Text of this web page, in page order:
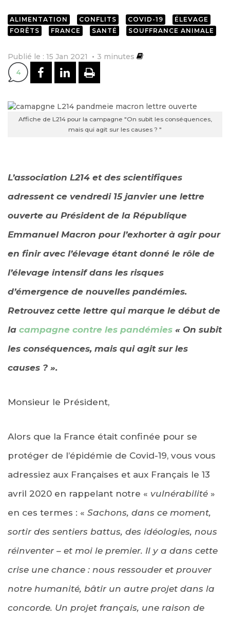
ALIMENTATION CONFLITS COVID-19
ÉLEVAGE
FORÊTS
FRANCE SANTÉ SOUFFRANCE ANIMALE
Publié le : 15 Jan 2021 3 minutes
4 PARTAGER SUR FACEBOOK
PARTAGER SUR
IMPRIMER
Affiche de L214 pour la campagne "On subit les conséquences,
mais qui agit sur les causes ? "
L’association L214 et des scientifiques
adressent ce vendredi 15 janvier une lettre
ouverte au Président de la République
Emmanuel Macron pour l’exhorter à agir pour
en finir avec l’élevage étant donné le rôle de
l’élevage intensif dans les risques
d’émergence de nouvelles pandémies.
Retrouvez cette lettre qui marque le début de
la campagne contre les pandémies « On subit
les conséquences, mais qui agit sur les
causes ? ».
Monsieur le Président,
Alors que la France était confinée pour se
protéger de l’épidémie de Covid-19, vous vous
adressiez aux Françaises et aux Français le 13
avril 2020 en rappelant notre « vulnérabilité »
en ces termes : « Sachons, dans ce moment,
sortir des sentiers battus, des idéologies, nous
réinventer – et moi le premier. Il y a dans cette
crise une chance : nous ressouder et prouver
notre humanité, bâtir un autre projet dans la
concorde. Un projet français, une raison de